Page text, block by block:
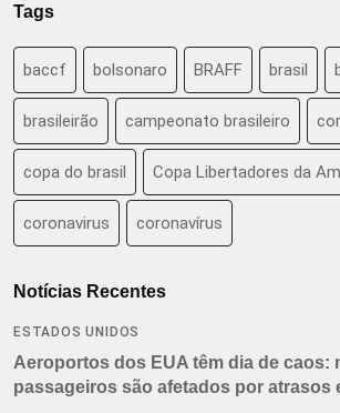
Tags
baccf bolsonaro BRAFF brasil
brasileirão campeonato brasileiro
copa do brasil Copa Libertadores da
coronavirus coronavírus
Notícias Recentes
ESTADOS UNIDOS
Aeroportos dos EUA têm dia de caos:
passageiros são afetados por atrasos